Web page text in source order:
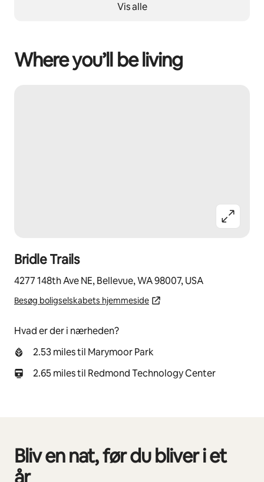
Vis alle
Where you’ll be living
Bridle Trails
4277 148th Ave NE, Bellevue, WA 98007, USA
Besøg boligselskabets hjemmeside
Hvad er der i nærheden?
2.53 miles til Marymoor Park
2.65 miles til Redmond Technology Center
Bliv en nat, før du bliver i et
år
0 af 0 elementer vises